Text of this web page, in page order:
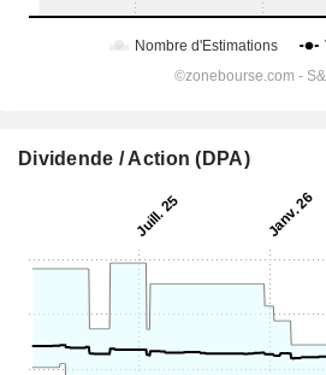
Dividende / Action (DPA)